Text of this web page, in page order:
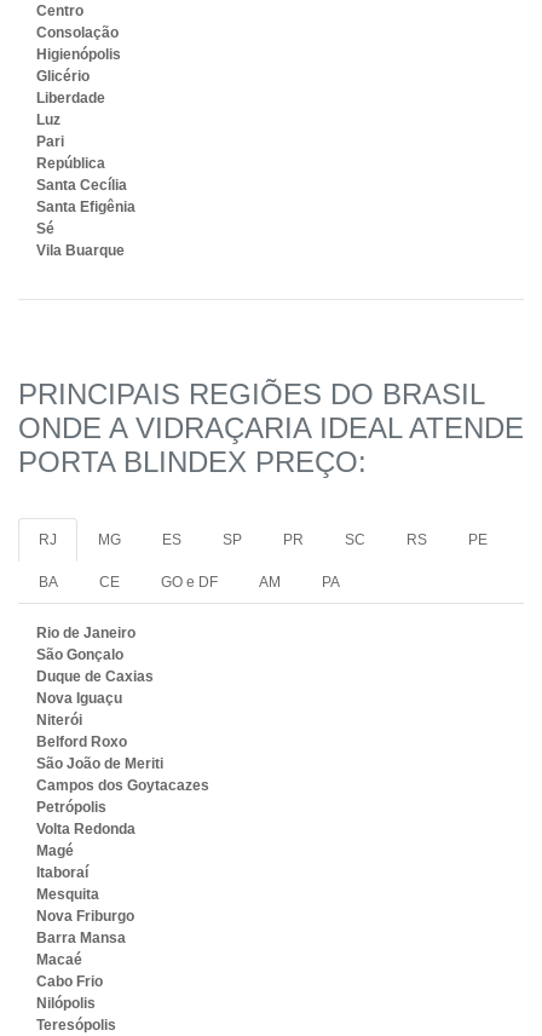
Centro
Consolação
Higienópolis
Glicério
Liberdade
Luz
Pari
República
Santa Cecília
Santa Efigênia
Sé
Vila Buarque
PRINCIPAIS REGIÕES DO BRASIL
ONDE A VIDRAÇARIA IDEAL ATENDE
PORTA BLINDEX PREÇO:
RJ MG ES SP PR SC RS PE
BA CE GO e DF AM PA
Rio de Janeiro
São Gonçalo
Duque de Caxias
Nova Iguaçu
Niterói
Belford Roxo
São João de Meriti
Campos dos Goytacazes
Petrópolis
Volta Redonda
Magé
Itaboraí
Mesquita
Nova Friburgo
Barra Mansa
Macaé
Cabo Frio
Nilópolis
Teresópolis